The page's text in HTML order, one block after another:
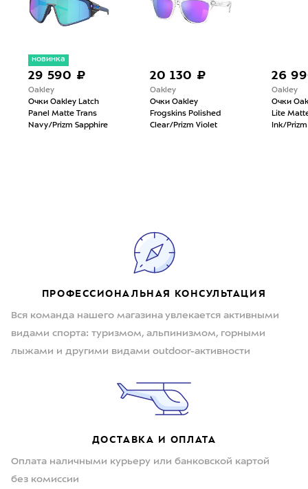
новинка
29 590 ₽
Oakley
Очки Oakley Latch
Panel Matte Trans
Navy/Prizm Sapphire
20 130 ₽
Oakley
Очки Oakley
Frogskins Polished
Clear/Prizm Violet
26
Oakley
Очки
Lite
Ink/
ПРОФЕССИОНАЛЬНАЯ КОНСУЛЬТАЦИЯ
Вся команда нашего магазина увлекается активными
видами спорта: туризмом, альпинизмом, горными
лыжами и другими видами outdoor-активности
ДОСТАВКА И ОПЛАТА
Оплата наличными курьеру или банковской картой
без комиссии